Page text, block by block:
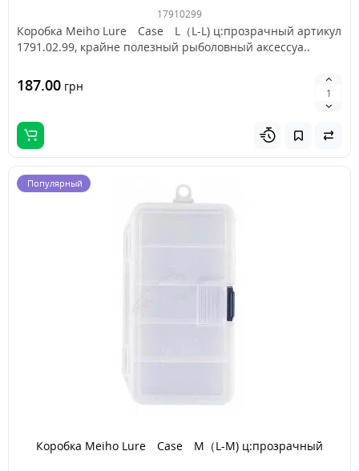
17910299
Коробка Meiho Lure Case L（L-L) ц:прозрачный артикул
1791.02.99, крайне полезный рыболовный аксессуа..
187.00 грн
Популярный
Коробка Meiho Lure Case M（L-M) ц:прозрачный